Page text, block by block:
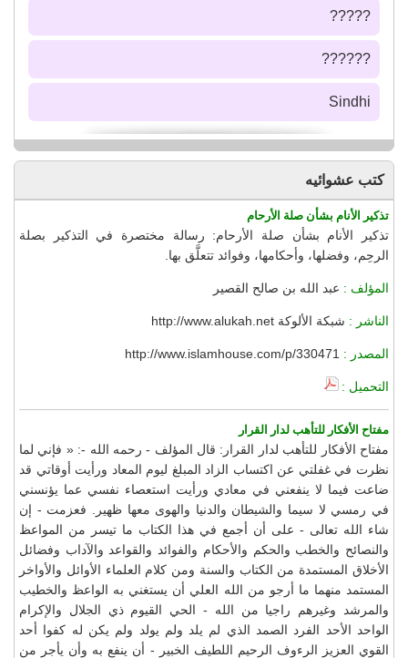
?????
??????
Sindhi
كتب عشوائيه
تذكير الأنام بشأن صلة الأرحام
تذكير الأنام بشأن صلة الأرحام: رسالة مختصرة في التذكير بصلة
الرحِم، وفضلها، وأحكامها، وفوائد تتعلَّق بها.
المؤلف : عبد الله بن صالح القصير
الناشر : شبكة الألوكة http://www.alukah.net
المصدر : http://www.islamhouse.com/p/330471
التحميل :
مفتاح الأفكار للتأهب لدار القرار
مفتاح الأفكار للتأهب لدار القرار: قال المؤلف - رحمه الله -: « فإني لما
نظرت في غفلتي عن اكتساب الزاد المبلغ ليوم المعاد ورأيت أوقاتي قد
ضاعت فيما لا ينفعني في معادي ورأيت استعصاء نفسي عما يؤنسني
في رمسي لا سيما والشيطان والدنيا والهوى معها ظهير. فعزمت - إن
شاء الله تعالى - على أن أجمع في هذا الكتاب ما تيسر من المواعظ
والنصائح والخطب والحكم والأحكام والفوائد والقواعد والآداب وفضائل
الأخلاق المستمدة من الكتاب والسنة ومن كلام العلماء الأوائل والأواخر
المستمد منهما ما أرجو من الله العلي أن يستغني به الواعظ والخطيب
والمرشد وغيرهم راجيا من الله - الحي القيوم ذي الجلال والإكرام
الواحد الأحد الفرد الصمد الذي لم يلد ولم يولد ولم يكن له كفوا أحد
القوي العزيز الرءوف الرحيم اللطيف الخبير - أن ينفع به وأن يأجر من